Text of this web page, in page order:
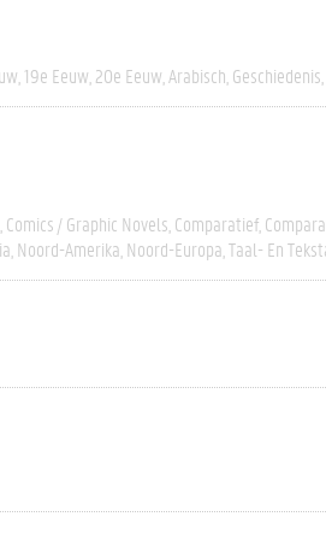
19e Eeuw 20e Eeuw Arabisch Geschiedenis
Comics / Graphic Novels Comparatief
Noord-Amerika Noord-Europa Taal- En